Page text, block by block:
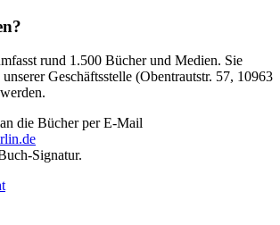
rund 1.500 Bücher und Medien. Sie
Geschäftsstelle (Obentrautstr. 57, 10963
die Bücher per E-Mail
Signatur.